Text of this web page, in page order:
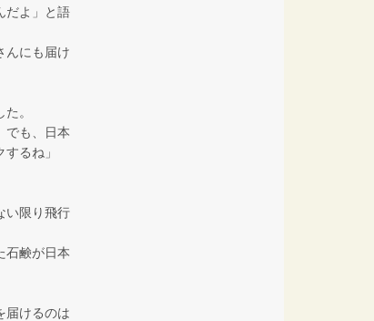
だよ」と語
んにも届け
。
でも、日本
るね」
い限り飛行
石鹸が日本
届けるのは